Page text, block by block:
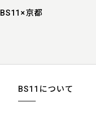
BS11×京都
BS11について